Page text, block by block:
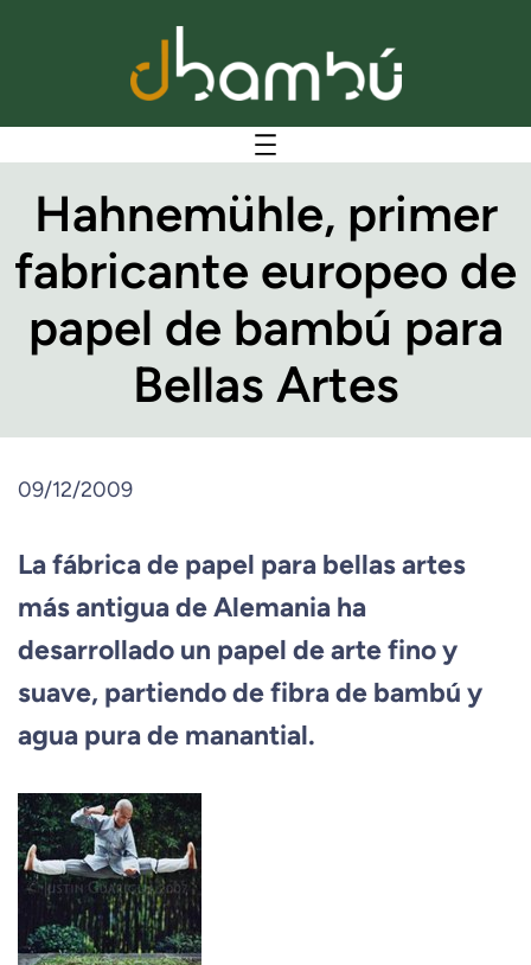
Hahnemühle, primer
fabricante europeo de
papel de bambú para
Bellas Artes
09/12/2009
La fábrica de papel para bellas artes
más antigua de Alemania ha
desarrollado un papel de arte fino y
suave, partiendo de fibra de bambú y
agua pura de manantial.